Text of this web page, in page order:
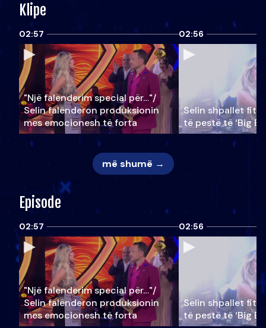
Klipe
02:57
"Një falenderim special për…"/
Selin falënderon produksionin
mes emocionesh të forta
02:56
Selin shpallet
të pestë të ‘Big
më shumë →
Episode
02:57
"Një falenderim special për…"/
Selin falënderon produksionin
mes emocionesh të forta
02:56
Selin shpallet
të pestë të ‘Big